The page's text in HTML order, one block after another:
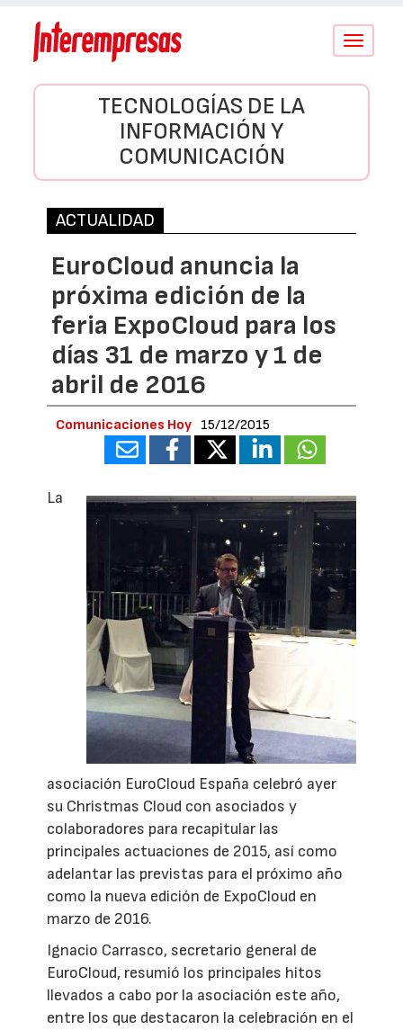
Conmutar
TECNOLOGÍAS DE LA
INFORMACIÓN Y
COMUNICACIÓN
ACTUALIDAD
EuroCloud anuncia la
próxima edición de la
feria ExpoCloud para los
días 31 de marzo y 1 de
abril de 2016
Comunicaciones Hoy 15/12/2015
La
asociación EuroCloud España celebró ayer
su Christmas Cloud con asociados y
colaboradores para recapitular las
principales actuaciones de 2015, así como
adelantar las previstas para el próximo año
como la nueva edición de ExpoCloud en
marzo de 2016.
Ignacio Carrasco, secretario general de
EuroCloud, resumió los principales hitos
llevados a cabo por la asociación este año,
entre los que destacaron la celebración en el